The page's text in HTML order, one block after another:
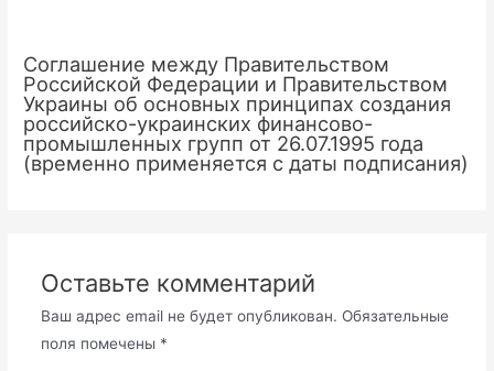
Соглашение между Правительством
Российской Федерации и Правительством
Украины об основных принципах создания
российско-украинских финансово-
промышленных групп от 26.07.1995 года
(временно применяется с даты подписания)
Оставьте комментарий
Ваш адрес email не будет опубликован. Обязательные
поля помечены *